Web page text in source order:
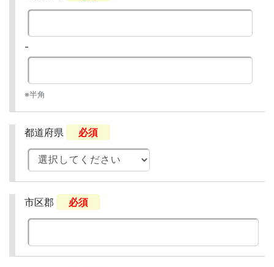
-
※半角
都道府県 必須
市区郡 必須